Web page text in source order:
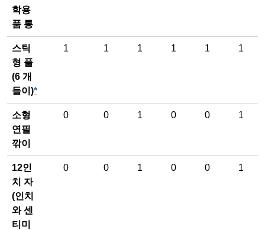
학용
품 통
스틱
형 풀
(6 개
들이)*
1 1 1 1 1 1
소형
연필
깎이
0 0 1 0 0 1
12인
치 자
(인치
와 센
티미
0 0 1 0 0 1